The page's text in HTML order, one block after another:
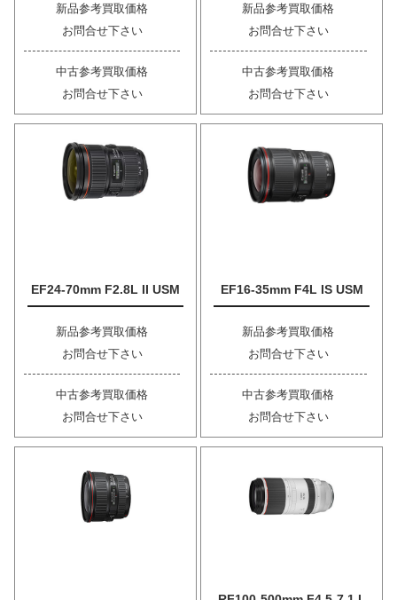
新品参考買取価格
お問合せ下さい
中古参考買取価格
お問合せ下さい
新品参考買取価格
お問合せ下さい
中古参考買取価格
お問合せ下さい
EF24-70mm F2.8L II USM
新品参考買取価格
お問合せ下さい
中古参考買取価格
お問合せ下さい
EF16-35mm F4L IS USM
新品参考買取価格
お問合せ下さい
中古参考買取価格
お問合せ下さい